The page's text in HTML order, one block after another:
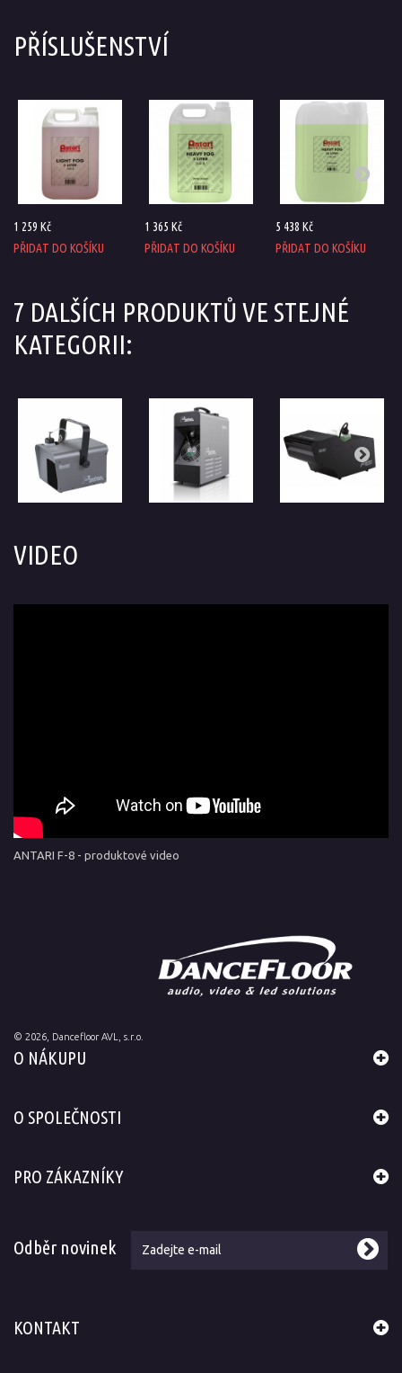
PŘÍSLUŠENSTVÍ
1 259 Kč
PŘIDAT DO KOŠÍKU
1 365 Kč
PŘIDAT DO KOŠÍKU
5 438 Kč
PŘIDAT DO KOŠÍKU
7 DALŠÍCH PRODUKTŮ VE STEJNÉ
KATEGORII:
VIDEO
ANTARI F-8 - produktové video
© 2026 , Dancefloor AVL, s.r.o.
O NÁKUPU
O SPOLEČNOSTI
PRO ZÁKAZNÍKY
Odběr novinek
KONTAKT